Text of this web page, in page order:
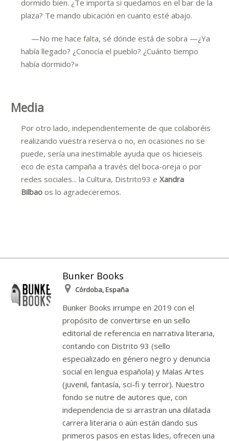
dormido bien. ¿Te importa si quedamos en el bar de la
plaza? Te mando ubicación en cuanto esté abajo.
—No me hace falta, sé dónde está de sobra —¿Ya
había llegado? ¿Conocía el pueblo? ¿Cuánto tiempo
había dormido?»
Media
Por otro lado, independientemente de que colaboréis
realizando vuestra reserva o no, en ocasiones no se
puede, sería una inestimable ayuda que os hicieseis
eco de esta campaña a través del boca-oreja o por
redes sociales... la Cultura, Distrito93 e Xandra
Bilbao os lo agradeceremos.
Bunker Books
Córdoba, España
Bunker Books irrumpe en 2019 con el
propósito de convertirse en un sello
editorial de referencia en narrativa literaria,
contando con Distrito 93 (sello
especializado en género negro y denuncia
social en lengua española) y Malas Artes
(juvenil, fantasía, sci-fi y terror). Nuestro
fondo se nutre de autores que, con
independencia de si arrastran una dilatada
carrera literaria o aún están dando sus
primeros pasos en estas lides, ofrecen una